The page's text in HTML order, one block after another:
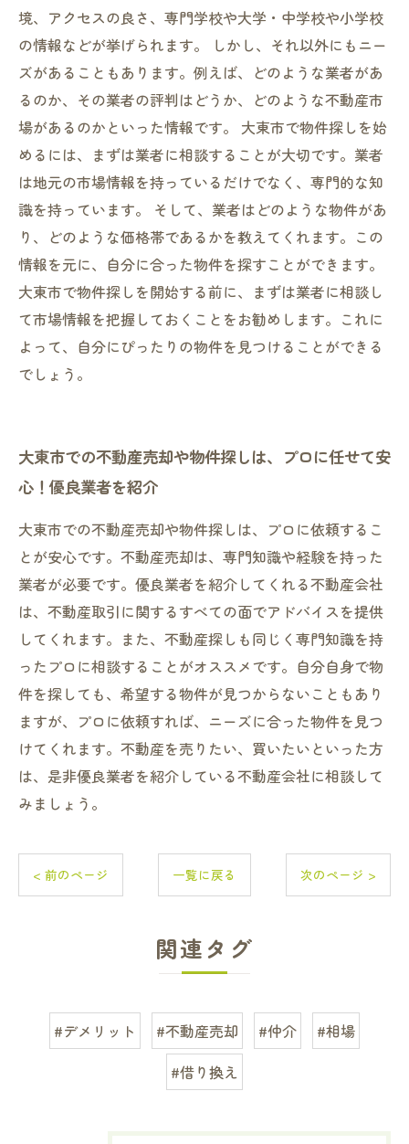
境、アクセスの良さ、専門学校や大学・中学校や小学校
の情報などが挙げられます。 しかし、それ以外にもニー
ズがあることもあります。例えば、どのような業者があ
るのか、その業者の評判はどうか、どのような不動産市
場があるのかといった情報です。 大東市で物件探しを始
めるには、まずは業者に相談することが大切です。業者
は地元の市場情報を持っているだけでなく、専門的な知
識を持っています。 そして、業者はどのような物件があ
り、どのような価格帯であるかを教えてくれます。この
情報を元に、自分に合った物件を探すことができます。
大東市で物件探しを開始する前に、まずは業者に相談し
て市場情報を把握しておくことをお勧めします。これに
よって、自分にぴったりの物件を見つけることができる
でしょう。
大東市での不動産売却や物件探しは、プロに任せて安
心！優良業者を紹介
大東市での不動産売却や物件探しは、プロに依頼するこ
とが安心です。不動産売却は、専門知識や経験を持った
業者が必要です。優良業者を紹介してくれる不動産会社
は、不動産取引に関するすべての面でアドバイスを提供
してくれます。また、不動産探しも同じく専門知識を持
ったプロに相談することがオススメです。自分自身で物
件を探しても、希望する物件が見つからないこともあり
ますが、プロに依頼すれば、ニーズに合った物件を見つ
けてくれます。不動産を売りたい、買いたいといった方
は、是非優良業者を紹介している不動産会社に相談して
みましょう。
< 前のページ 一覧に戻る 次のページ >
関連タグ
#デメリット #不動産売却 #仲介
#相場
#借り換え